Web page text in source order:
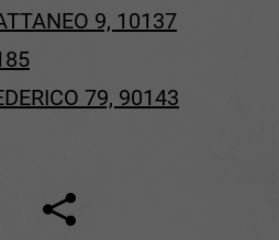
9, 10137
79, 90143